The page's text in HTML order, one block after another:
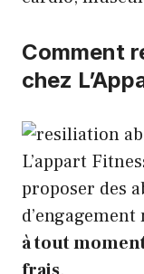
Comment
chez
L’appart
proposer des
à tout